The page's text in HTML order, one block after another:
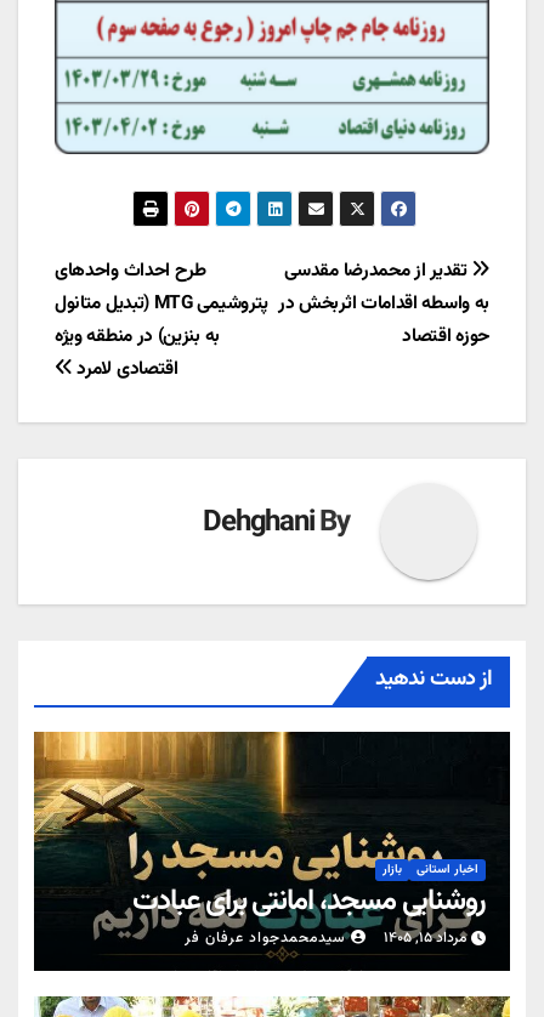
راهبری
نوشته
طرح احداث واحدهای
پتروشیمی MTG (تبدیل متانول
به بنزین) در منطقه ویژه
اقتصادی لامرد
تقدیر از محمدرضا مقدسی
به واسطه اقدامات اثربخش در
حوزه اقتصاد
By
Dehghani
از دست ندهید
اخبار استانی بازار
روشنایی مسجد، امانتی برای عبادت
مرداد ۱۵, ۱۴۰۵ سیدمحمدجواد عرفان فر